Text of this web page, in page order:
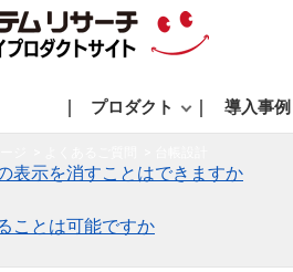
プロダクト 導入事例
ジ
表示を消すことはできますか
ことは可能ですか